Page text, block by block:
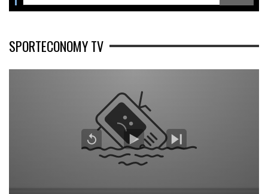
SPORTECONOMY TV